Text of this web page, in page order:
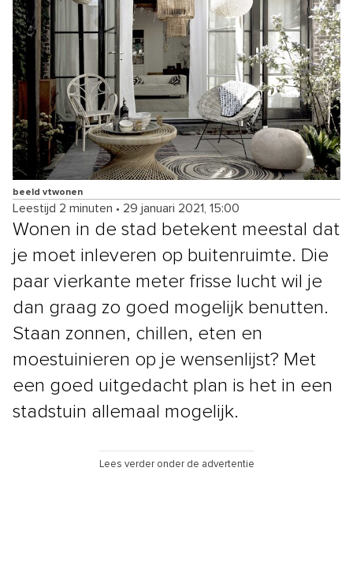
beeld vtwonen
Leestijd 2 minuten • 29 januari 2021, 15:00
Wonen in de stad betekent meestal dat
je moet inleveren op buitenruimte. Die
paar vierkante meter frisse lucht wil je
dan graag zo goed mogelijk benutten.
Staan zonnen, chillen, eten en
moestuinieren op je wensenlijst? Met
een goed uitgedacht plan is het in een
stadstuin allemaal mogelijk.
Lees verder onder de advertentie